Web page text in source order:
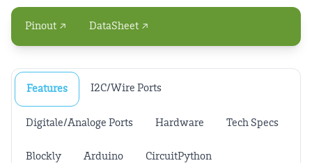
Pinout ↗ DataSheet ↗
Features I2C/Wire Ports
Digitale/Analoge Ports Hardware Tech Specs
Blockly Arduino CircuitPython